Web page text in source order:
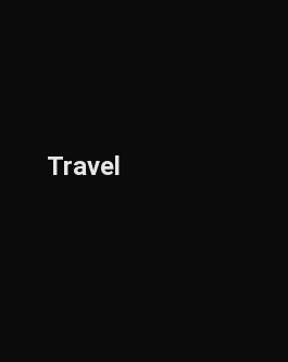
Travel